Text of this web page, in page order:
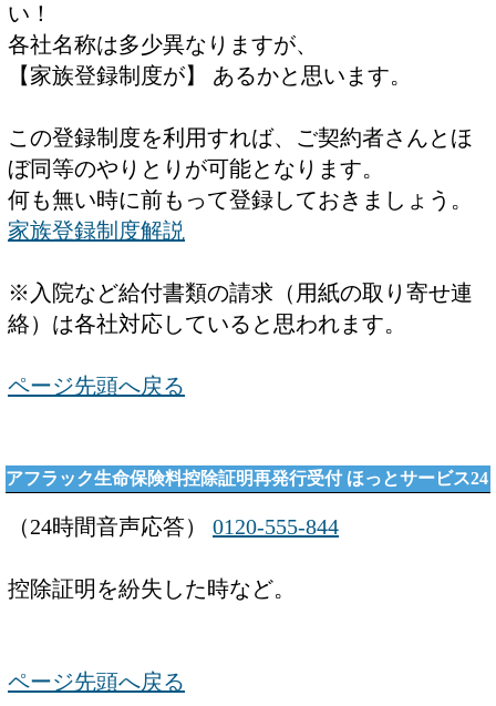
い！
各社名称は多少異なりますが、
【家族登録制度が】 あるかと思います。
この登録制度を利用すれば、ご契約者さんとほ
ぼ同等のやりとりが可能となります。
何も無い時に前もって登録しておきましょう。
家族登録制度解説
※入院など給付書類の請求（用紙の取り寄せ連
絡）は各社対応していると思われます。
ページ先頭へ戻る
アフラック生命保険料控除証明再発行受付 ほっとサービス24
（24時間音声応答） 0120-555-844
控除証明を紛失した時など。
ページ先頭へ戻る